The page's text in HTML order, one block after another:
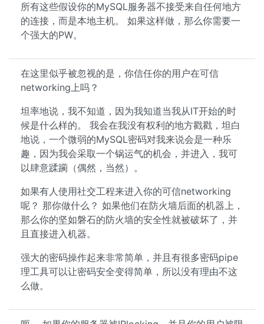
所有这些假设你的MySQL服务器不接受来自任何地方
的连接，而是本地主机。 如果这样做，那么你需要一
个强大的PW。
在这里似乎被忽视的是，你信任你的用户在可信
networking上吗？
坦率地说，我不知道，因为我知道当我从IT开始的时
候是什么样的。 我会在我没有权利的地方戳戳，坦白
地说，一个微弱的MySQL密码对我来说会是一种乐
趣，因为我会采取一个锅运气的机会，并进入，我可
以肆意蹂躏（偶然，当然）。
如果有人使用社交工程来进入你的可信networking
呢？ 那你做什么？ 如果他们在防火墙后面的机器上，
那么你的坚如磐石的防火墙的安全性就被破坏了，并
且直接进入机器。
强大的密码操作起来非常简单，并且有很多密码pipe
理工具可以让密码安全变得简单，所以没有理由不这
么做。